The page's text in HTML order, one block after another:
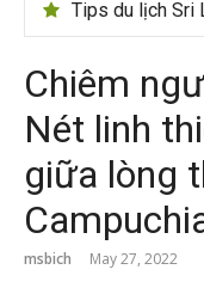
Chiêm
Nét linh
giữa lòng
msbich May 27, 2022